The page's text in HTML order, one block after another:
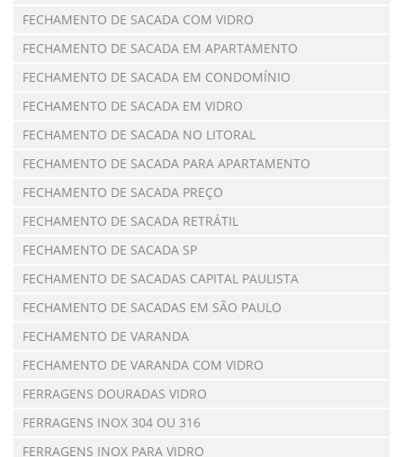
FECHAMENTO DE SACADA COM VIDRO
FECHAMENTO DE SACADA EM APARTAMENTO
FECHAMENTO DE SACADA EM CONDOMÍNIO
FECHAMENTO DE SACADA EM VIDRO
FECHAMENTO DE SACADA NO LITORAL
FECHAMENTO DE SACADA PARA APARTAMENTO
FECHAMENTO DE SACADA PREÇO
FECHAMENTO DE SACADA RETRÁTIL
FECHAMENTO DE SACADA SP
FECHAMENTO DE SACADAS CAPITAL PAULISTA
FECHAMENTO DE SACADAS EM SÃO PAULO
FECHAMENTO DE VARANDA
FECHAMENTO DE VARANDA COM VIDRO
FERRAGENS DOURADAS VIDRO
FERRAGENS INOX 304 OU 316
FERRAGENS INOX PARA VIDRO